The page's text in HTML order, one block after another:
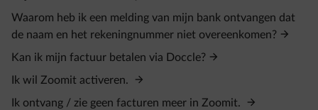
Waarom heb ik een melding van mijn bank ontvangen dat
de naam en het rekeningnummer niet overeenkomen?
Kan ik mijn factuur betalen via Doccle?
Ik wil Zoomit activeren.
Ik ontvang / zie geen facturen meer in Zoomit.